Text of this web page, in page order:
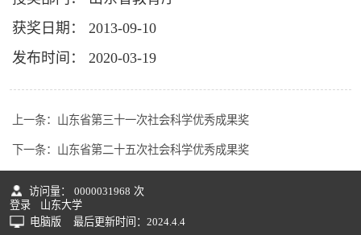
获奖日期： 2013-09-10
发布时间： 2020-03-19
上一条： 山东省第三十一次社会科学优秀成果奖
下一条： 山东省第二十五次社会科学优秀成果奖
访问量： 0000031968 次
登录
山东大学
电脑版
最后更新时间： 2024. 4. 4